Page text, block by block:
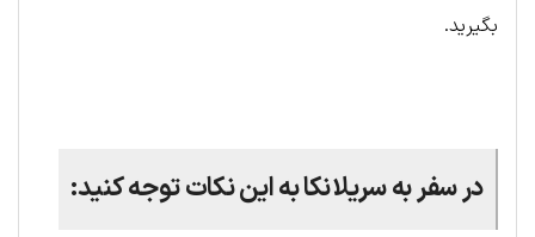
بگیرید.
در سفر به سریلانکا به این نکات توجه کنید: